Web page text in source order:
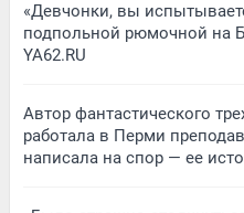
«Девчонки, вы
подпольной рюмочной на
YA62.RU
Автор фантастического
работала в Перми
написала на спор — ее